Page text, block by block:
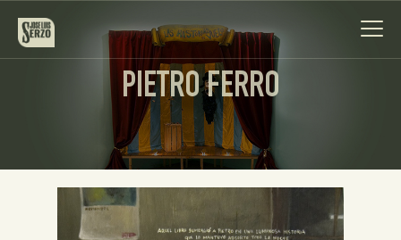
Obra
Biografía
PIETRO FERRO